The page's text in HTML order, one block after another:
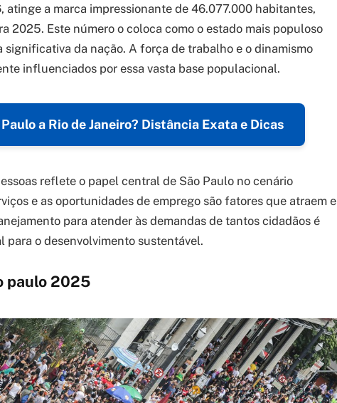
atinge a marca impressionante de 46.077.000 habitantes,
2025. Este número o coloca como o estado mais populoso
da nação. A força de trabalho e o dinamismo
influenciados por essa vasta base populacional.
a Rio de Janeiro? Distância Exata e Dicas
reflete o papel central de São Paulo no cenário
e as oportunidades de emprego são fatores que atraem e
para atender às demandas de tantos cidadãos é
para o desenvolvimento sustentável.
paulo 2025